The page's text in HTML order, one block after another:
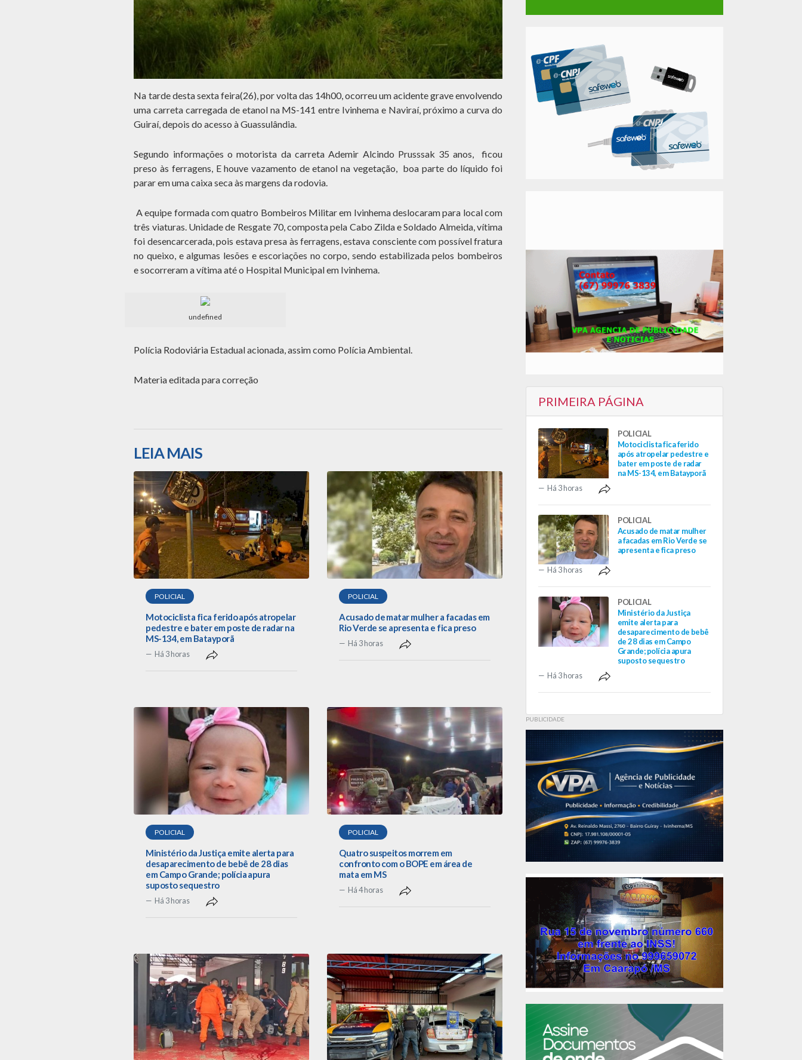
Na tarde desta sexta feira(26), por volta das 14h00, ocorreu um acidente grave envolvendo
uma carreta carregada de etanol na MS-141 entre Ivinhema e Naviraí, próximo a curva do
Guiraí, depois do acesso à Guassulândia.
Segundo informações o motorista da carreta Ademir Alcindo Prusssak 35 anos, ficou
preso às ferragens, E houve vazamento de etanol na vegetação, boa parte do líquido foi
parar em uma caixa seca às margens da rodovia.
A equipe formada com quatro Bombeiros Militar em Ivinhema deslocaram para local com
três viaturas. Unidade de Resgate 70, composta pela Cabo Zilda e Soldado Almeida, vítima
foi desencarcerada, pois estava presa às ferragens, estava consciente com possível fratura
no queixo, e algumas lesões e escoriações no corpo, sendo estabilizada pelos bombeiros
e socorreram a vítima até o Hospital Municipal em Ivinhema.
undefined
Polícia Rodoviária Estadual acionada, assim como Polícia Ambiental.
Materia editada para correção
LEIA MAIS
POLICIAL
Motociclista fica ferido após atropelar
pedestre e bater em poste de radar na
MS-134, em Batayporã
Há 3 horas
POLICIAL
Acusado de matar mulher a facadas em
Rio Verde se apresenta e fica preso
Há 3 horas
POLICIAL
Ministério da Justiça emite alerta para
desaparecimento de bebê de 28 dias
em Campo Grande; polícia apura
suposto sequestro
Há 3 horas
POLICIAL
Quatro suspeitos morrem em
confronto com o BOPE em área de
mata em MS
Há 4 horas
PRIMEIRA PÁGINA
POLICIAL
Motociclista fica ferido
após atropelar pedestre e
bater em poste de radar
na MS-134, em Batayporã
Há 3 horas
POLICIAL
Acusado de matar mulher
a facadas em Rio Verde se
apresenta e fica preso
Há 3 horas
POLICIAL
Ministério da Justiça
emite alerta para
desaparecimento de bebê
de 28 dias em Campo
Grande; polícia apura
suposto sequestro
Há 3 horas
PUBLICIDADE